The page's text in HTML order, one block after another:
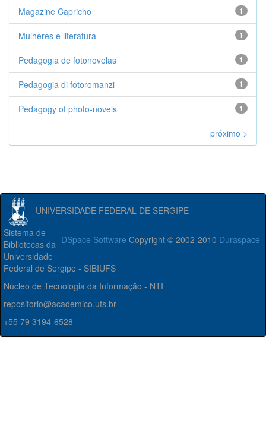
1
Magazine Capricho
1
Mulheres e literatura
1
Pedagogia de fotonovelas
1
Pedagogia di fotoromanzi
1
Pedagogy of photo-novels
próximo >
UNIVERSIDADE FEDERAL DE SERGIPE
DSpace Software Copyright © 2002-2010 Duraspace
Sistema de
Bibliotecas da
Universidade
Federal de Sergipe - SIBIUFS
Núcleo de Tecnologia da Informação - NTI
repositorio@academico.ufs.br
+55 79 3194-6528